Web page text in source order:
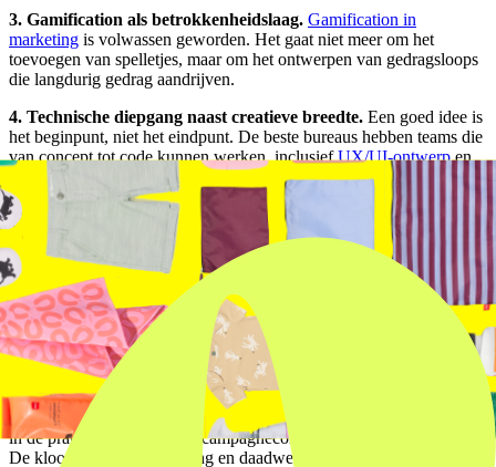
3. Gamification als betrokkenheidslaag. Gamification in
marketing is volwassen geworden. Het gaat niet meer om het
toevoegen van spelletjes, maar om het ontwerpen van gedragsloops
die langdurig gedrag aandrijven.
4. Technische diepgang naast creatieve breedte. Een goed idee is
het beginpunt, niet het eindpunt. De beste bureaus hebben teams die
van concept tot code kunnen werken, inclusiefUX/UI-ontwerpen
back-end integratie.
3×
hogere terugkeerfrequentie bij gamified loyaliteitscampagnes
68%
van gebruikers keert terug binnen 7 dagen bij always-on
activaties
4×
meer first-party data-opbrengst via interactieve activaties versus
passieve campagnes
De kloof tussen positionering en
werkelijkheid
Veel bureaus noemen zichzelf creatief digitaal bureau, maar leveren
in de praktijk voornamelijk campagneconcepten en statische content.
De kloof tussen positionering en daadwerkelijke capaciteit is groot.